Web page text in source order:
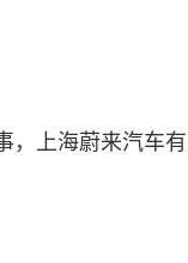
，上海蔚来汽车